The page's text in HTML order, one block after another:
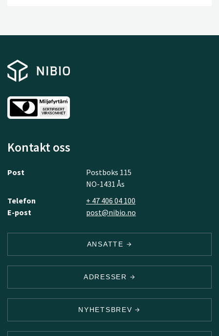
Kontakt oss
Post
Postboks 115
NO-1431 Ås
Telefon
+ 47 406 04 100
E-post
post@nibio.no
ANSATTE
ADRESSER
NYHETSBREV